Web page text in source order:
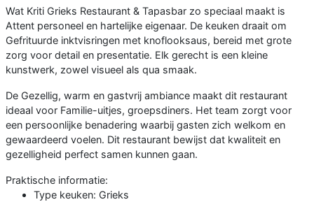
Wat Kriti Grieks Restaurant & Tapasbar zo speciaal maakt is
Attent personeel en hartelijke eigenaar. De keuken draait om
Gefrituurde inktvisringen met knoflooksaus, bereid met grote
zorg voor detail en presentatie. Elk gerecht is een kleine
kunstwerk, zowel visueel als qua smaak.
De Gezellig, warm en gastvrij ambiance maakt dit restaurant
ideaal voor Familie-uitjes, groepsdiners. Het team zorgt voor
een persoonlijke benadering waarbij gasten zich welkom en
gewaardeerd voelen. Dit restaurant bewijst dat kwaliteit en
gezelligheid perfect samen kunnen gaan.
Praktische informatie:
Type keuken: Grieks